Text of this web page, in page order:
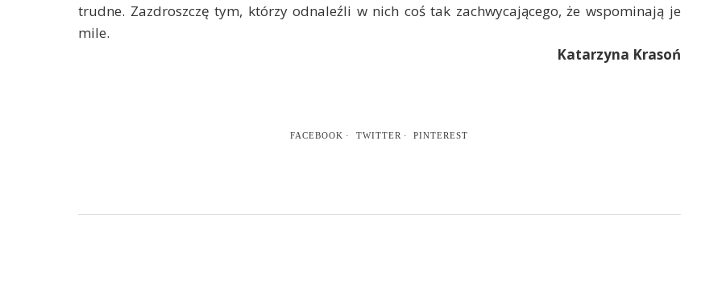
trudne. Zazdroszczę tym, którzy odnaleźli w nich coś tak zachwycającego, że wspominają je
mile.
Katarzyna Krasoń
FACEBOOK TWITTER PINTEREST